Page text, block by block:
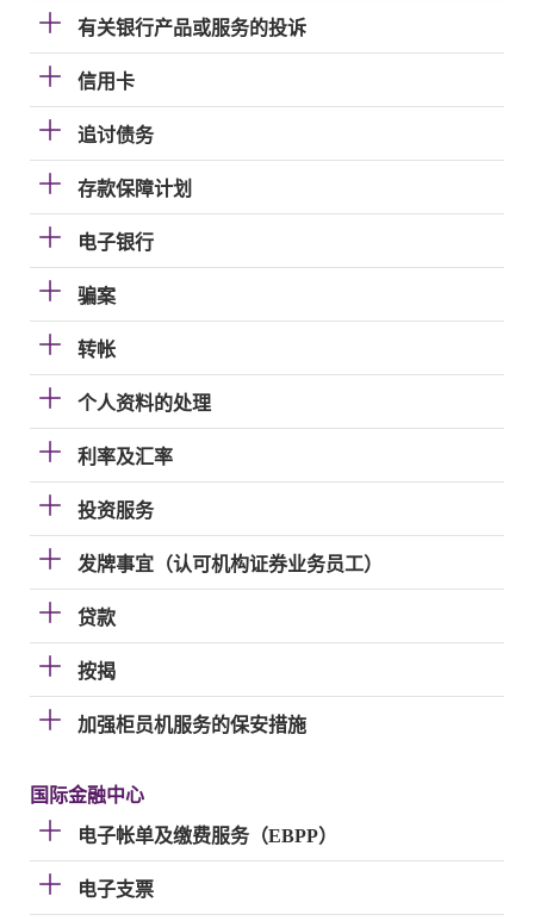
有关银行产品或服务的投诉
信用卡
追讨债务
存款保障计划
电子银行
骗案
转帐
个人资料的处理
利率及汇率
投资服务
发牌事宜（认可机构证券业务员工）
贷款
按揭
加强柜员机服务的保安措施
国际金融中心
电子帐单及缴费服务（EBPP）
电子支票